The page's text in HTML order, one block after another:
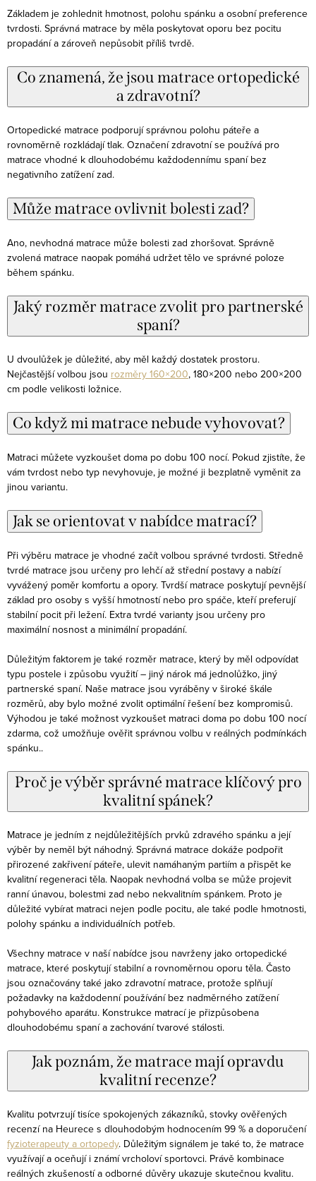
Základem je zohlednit hmotnost, polohu spánku a osobní preference
tvrdosti. Správná matrace by měla poskytovat oporu bez pocitu
propadání a zároveň nepůsobit příliš tvrdě.
Co znamená, že jsou matrace ortopedické
a zdravotní?
Ortopedické matrace podporují správnou polohu páteře a
rovnoměrně rozkládají tlak. Označení zdravotní se používá pro
matrace vhodné k dlouhodobému každodennímu spaní bez
negativního zatížení zad.
Může matrace ovlivnit bolesti zad?
Ano, nevhodná matrace může bolesti zad zhoršovat. Správně
zvolená matrace naopak pomáhá udržet tělo ve správné poloze
během spánku.
Jaký rozměr matrace zvolit pro partnerské
spaní?
U dvoulůžek je důležité, aby měl každý dostatek prostoru.
Nejčastější volbou jsou rozměry 160×200, 180×200 nebo 200×200
cm podle velikosti ložnice.
Co když mi matrace nebude vyhovovat?
Matraci můžete vyzkoušet doma po dobu 100 nocí. Pokud zjistíte, že
vám tvrdost nebo typ nevyhovuje, je možné ji bezplatně vyměnit za
jinou variantu.
Jak se orientovat v nabídce matrací?
Při výběru matrace je vhodné začít volbou správné tvrdosti. Středně
tvrdé matrace jsou určeny pro lehčí až střední postavy a nabízí
vyvážený poměr komfortu a opory. Tvrdší matrace poskytují pevnější
základ pro osoby s vyšší hmotností nebo pro spáče, kteří preferují
stabilní pocit při ležení. Extra tvrdé varianty jsou určeny pro
maximální nosnost a minimální propadání.
Důležitým faktorem je také rozměr matrace, který by měl odpovídat
typu postele i způsobu využití – jiný nárok má jednolůžko, jiný
partnerské spaní. Naše matrace jsou vyráběny v široké škále
rozměrů, aby bylo možné zvolit optimální řešení bez kompromisů.
Výhodou je také možnost vyzkoušet matraci doma po dobu 100 nocí
zdarma, což umožňuje ověřit správnou volbu v reálných podmínkách
spánku..
Proč je výběr správné matrace klíčový pro
kvalitní spánek?
Matrace je jedním z nejdůležitějších prvků zdravého spánku a její
výběr by neměl být náhodný. Správná matrace dokáže podpořit
přirozené zakřivení páteře, ulevit namáhaným partiím a přispět ke
kvalitní regeneraci těla. Naopak nevhodná volba se může projevit
ranní únavou, bolestmi zad nebo nekvalitním spánkem. Proto je
důležité vybírat matraci nejen podle pocitu, ale také podle hmotnosti,
polohy spánku a individuálních potřeb.
Všechny matrace v naší nabídce jsou navrženy jako ortopedické
matrace, které poskytují stabilní a rovnoměrnou oporu těla. Často
jsou označovány také jako zdravotní matrace, protože splňují
požadavky na každodenní používání bez nadměrného zatížení
pohybového aparátu. Konstrukce matrací je přizpůsobena
dlouhodobému spaní a zachování tvarové stálosti.
Jak poznám, že matrace mají opravdu
kvalitní recenze?
Kvalitu potvrzují tisíce spokojených zákazníků, stovky ověřených
recenzí na Heurece s dlouhodobým hodnocením 99 % a doporučení
fyzioterapeuty a ortopedy. Důležitým signálem je také to, že matrace
využívají a oceňují i známí vrcholoví sportovci. Právě kombinace
reálných zkušeností a odborné důvěry ukazuje skutečnou kvalitu.